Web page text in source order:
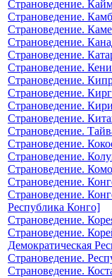
Страноведение.
Страноведение.
Страноведение.
Страноведение.
Страноведение.
Страноведение.
Страноведение.
Страноведение.
Страноведение.
Страноведение.
Страноведение.
Страноведение.
Страноведение.
Страноведение.
Страноведение.
Страноведение.
Республика Конго]
Страноведение.
Страноведение.
Демократическая
Страноведение.
Страноведение.